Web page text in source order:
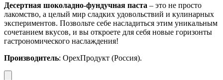
Десертная шоколадно-фундучная паста – это не просто
лакомство, а целый мир сладких удовольствий и кулинарных
экспериментов. Позвольте себе насладиться этим уникальным
сочетанием вкусов, и вы откроете для себя новые горизонты
гастрономического наслаждения!
Производитель: ОрехПродукт (Россия).